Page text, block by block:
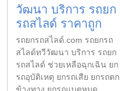
วัฒนา บริการ รถยก
รถสไลด์ ราคาถูก
รถยกรถสไลด์.com รถยกรถ
สไลด์ทวีวัฒนา บริการ รถยก
รถสไลด์ ช่วยเหลือฉุกเฉิน ยก
รถอุบัติเหตุ ยกรถเสีย ยกรถตก